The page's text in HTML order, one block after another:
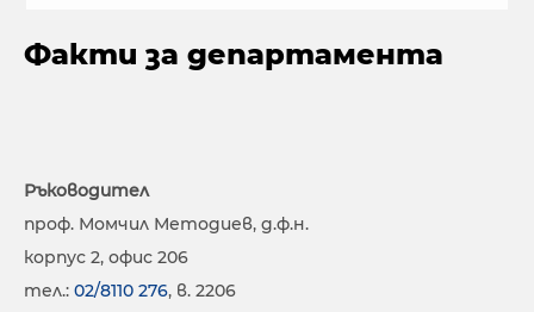
Факти за департамента
Ръководител
проф. Момчил Методиев, д.ф.н.
корпус 2, офис 206
тел.: 02/8110 276, в. 2206